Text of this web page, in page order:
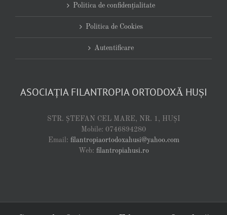
Politica de confidențialitate
Politica de Cookies
Autentificare
ASOCIAȚIA FILANTROPIA ORTODOXĂ HUȘI
STR. ȘTEFAN CEL MARE, NR. 1, HUȘI
Mobile: 0746894280
Email: filantropiaortodoxahusi@yahoo.com
Web: filantropiahusi.ro